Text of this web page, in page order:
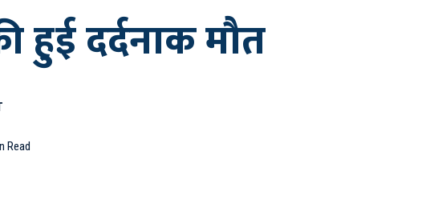
दर्दनाक मौत
Read